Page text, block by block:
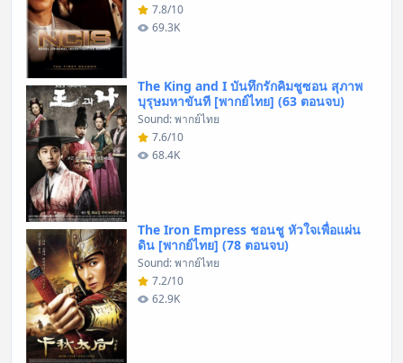
7.8/10
69.3K
The King and I บันทึกรักคิมชูซอน สุภาพ
บุรุษมหาขันที [พากย์ไทย] (63 ตอนจบ)
Sound: พากย์ไทย
7.6/10
68.4K
The Iron Empress ชอนชู หัวใจเพื่อแผ่น
ดิน [พากย์ไทย] (78 ตอนจบ)
Sound: พากย์ไทย
7.2/10
62.9K